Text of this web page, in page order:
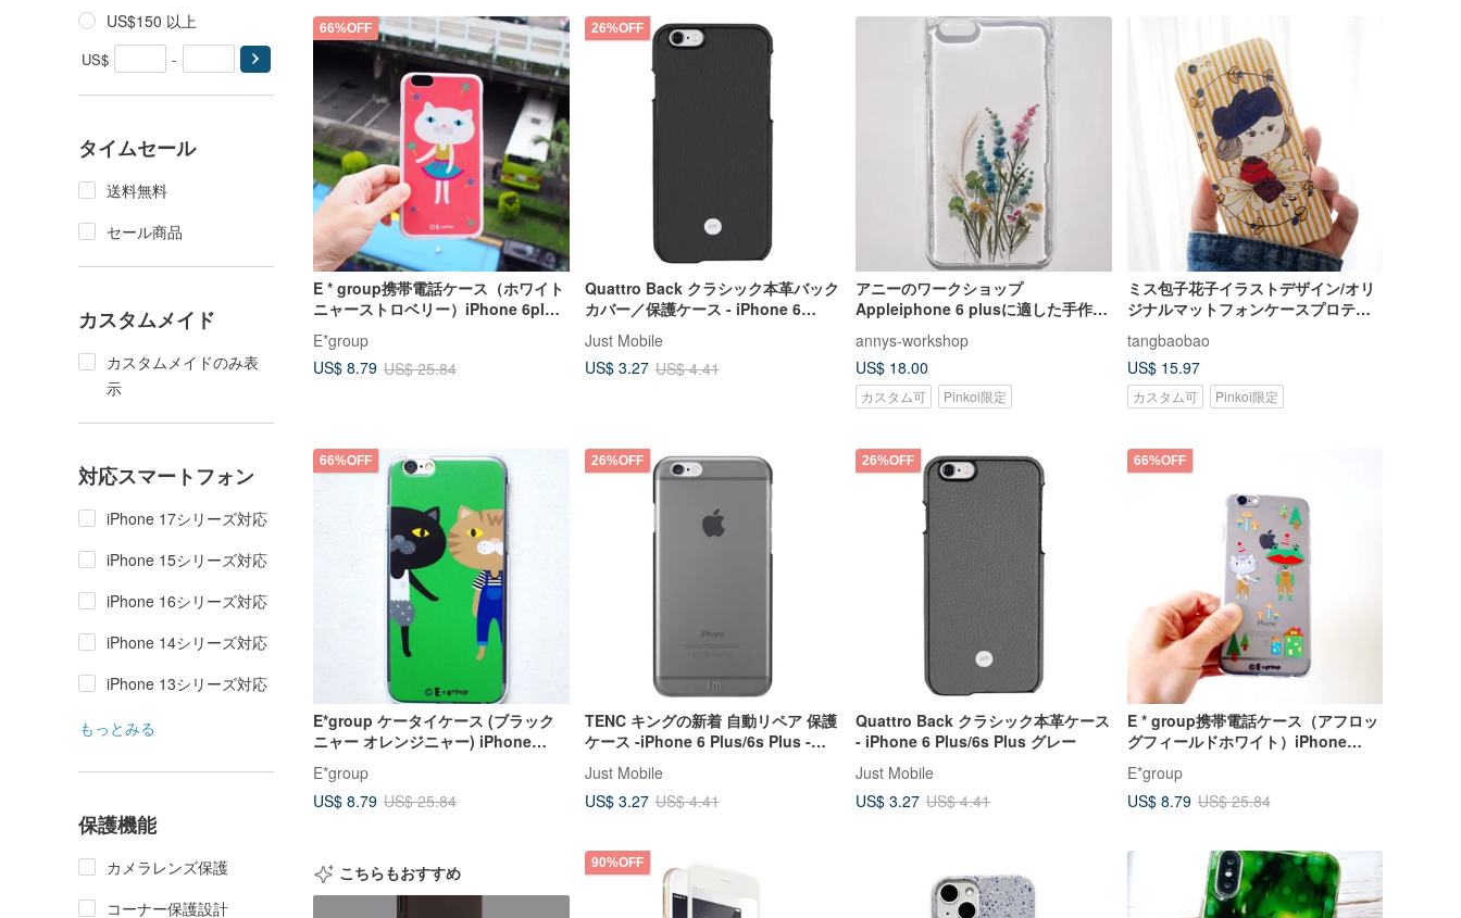
US$150 以上
US$ -
タイムセール
送料無料
セール商品
カスタムメイド
カスタムメイドのみ表
示
対応スマートフォン
iPhone 17シリーズ対応
iPhone 15シリーズ対応
iPhone 16シリーズ対応
iPhone 14シリーズ対応
iPhone 13シリーズ対応
もっとみる
保護機能
カメラレンズ保護
コーナー保護設計
66%OFF
E * group携帯電話ケース（ホワイト
ニャーストロベリー）iPhone 6plus
/ 6s plus
E*group
US$ 8.79 US$ 25.84
26%OFF
Quattro Back クラシック本革バック
カバー／保護ケース - iPhone 6
Plus/6s Plus ブラック
Just Mobile
US$ 3.27 US$ 4.41
アニーのワークショップ
Appleiphone 6 plusに適した手作り
のエンボス加工された携帯電話保護
ケース、エレガントなスケッチ（2）
annys-workshop
US$ 18.00
カスタム可 Pinkoi限定
ミス包子花子イラストデザイン/オリ
ジナルマットフォンケースプロテク
ティブケースiPhone（i6s、
i6splus、i7.i7plus）マザーズギフ
ト/
tangbaobao
US$ 15.97
カスタム可 Pinkoi限定
66%OFF
E*group ケータイケース (ブラック
ニャー オレンジニャー) iPhone
6/6s. Iphone 6plus/6s plus
E*group
US$ 8.79 US$ 25.84
26%OFF
TENC キングの新着 自動リペア 保護
ケース -iPhone 6 Plus/6s Plus -ミ
ストブラック
Just Mobile
US$ 3.27 US$ 4.41
26%OFF
Quattro Back クラシック本革ケース
- iPhone 6 Plus/6s Plus グレー
Just Mobile
US$ 3.27 US$ 4.41
66%OFF
E * group携帯電話ケース（アフロッ
グフィールドホワイト）iPhone
6/6s。iPhone6plus/6s plus
E*group
US$ 8.79 US$ 25.84
こちらもおすすめ 90%OFF